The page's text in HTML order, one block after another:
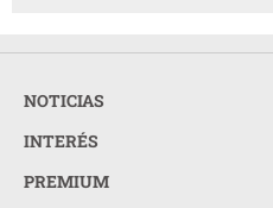
NOTICIAS
INTERÉS
PREMIUM